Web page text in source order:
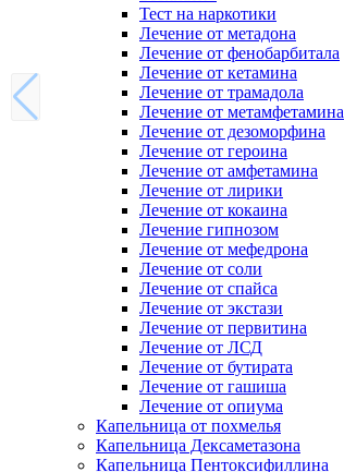
Тест на наркотики
Лечение от метадона
Лечение от фенобарбитала
Лечение от кетамина
Лечение от трамадола
Лечение от метамфетамина
Лечение от дезоморфина
Лечение от героина
Лечение от амфетамина
Лечение от лирики
Лечение от кокаина
Лечение гипнозом
Лечение от мефедрона
Лечение от соли
Лечение от спайса
Лечение от экстази
Лечение от первитина
Лечение от ЛСД
Лечение от бутирата
Лечение от гашиша
Лечение от опиума
Капельница от похмелья
Капельница Дексаметазона
Капельница Пентоксифиллина